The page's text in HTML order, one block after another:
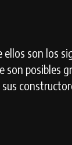
ellos son los
son posibles